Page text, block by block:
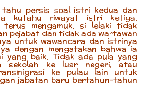
persis soal istri kedua dan
kutahu riwayat istri ketiga.
terus mengamuk, si lelaki tidak
pejabat dan tidak ada wartawan
untuk wawancara dan istrinya
dengan mengatakan bahwa ia
yang baik. Tidak ada pula yang
sekolah ke luar negeri, atau
ke pulau lain untuk
jabatan baru bertahun-tahun